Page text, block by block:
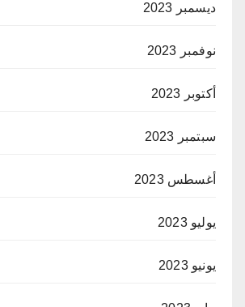
ديسمبر 2023
نوفمبر 2023
أكتوبر 2023
سبتمبر 2023
أغسطس 2023
يوليو 2023
يونيو 2023